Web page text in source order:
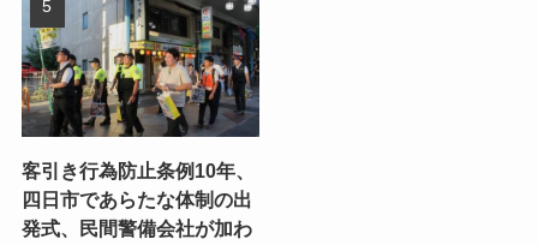
客引き行為防止条例10年、
四日市であらたな体制の出
発式、民間警備会社が加わ